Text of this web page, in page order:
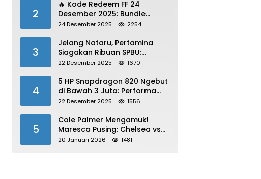
2
🔥 Kode Redeem FF 24
Desember 2025: Bundle
Winterlands & Skin Langka
24 Desember 2025 2254
3
Jelang Nataru, Pertamina
Siagakan Ribuan SPBU:
Antisipasi Lonjakan Konsumsi
22 Desember 2025 1670
4
5 HP Snapdragon 820 Ngebut
di Bawah 3 Juta: Performa
Gahar!
22 Desember 2025 1556
5
Cole Palmer Mengamuk!
Maresca Pusing: Chelsea vs
Bournemouth Jadi Sorotan
20 Januari 2026 1481